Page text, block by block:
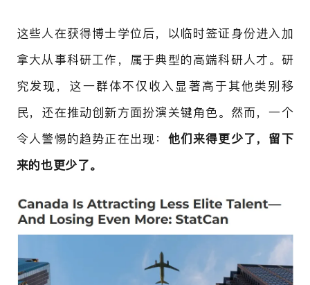
这些人在获得博士学位后，以临时签证身份进入加
拿大从事科研工作，属于典型的高端科研人才。研
究发现，这一群体不仅收入显著高于其他类别移
民，还在推动创新方面扮演关键角色。然而，一个
令人警惕的趋势正在出现： 他们来得更少了，留下
来的也更少了。